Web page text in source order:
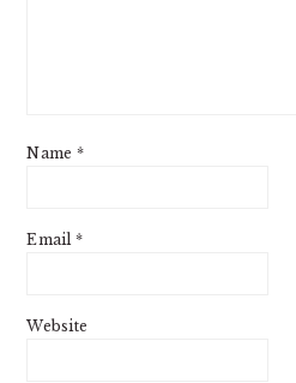
Name *
Email *
Website